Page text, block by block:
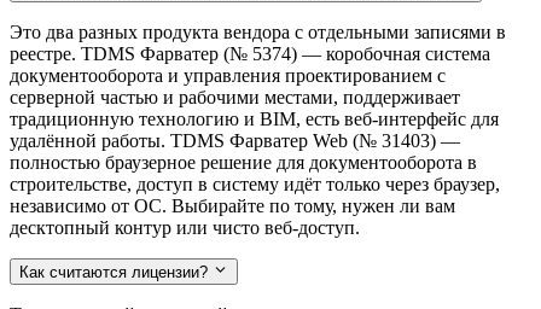
Это два разных продукта вендора с отдельными записями в
реестре. TDMS Фарватер (№ 5374) — коробочная система
документооборота и управления проектированием с
серверной частью и рабочими местами, поддерживает
традиционную технологию и BIM, есть веб-интерфейс для
удалённой работы. TDMS Фарватер Web (№ 31403) —
полностью браузерное решение для документооборота в
строительстве, доступ в систему идёт только через браузер,
независимо от ОС. Выбирайте по тому, нужен ли вам
десктопный контур или чисто веб-доступ.
Как считаются лицензии?